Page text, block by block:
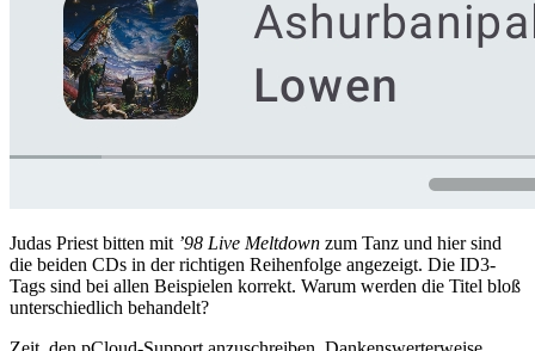
Judas Priest bitten mit ’98 Live Meltdown zum Tanz und hier sind
die beiden CDs in der richtigen Reihenfolge angezeigt. Die ID3-
Tags sind bei allen Beispielen korrekt. Warum werden die Titel bloß
unterschiedlich behandelt?